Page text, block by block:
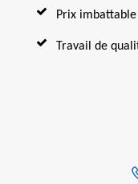
Prix imbattable
Travail de